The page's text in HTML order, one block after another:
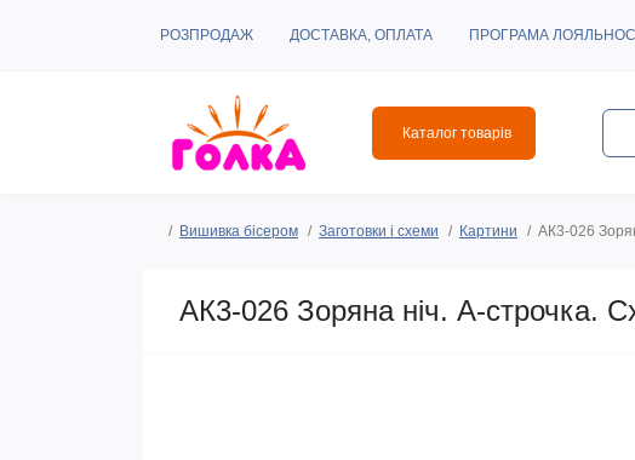
РОЗПРОДАЖ ДОСТАВКА, ОПЛАТА ПРОГРАМА
Каталог товарів
Вишивка бісером Заготовки і схеми Картини АК3-026
АК3-026 Зоряна ніч. А-строчка.